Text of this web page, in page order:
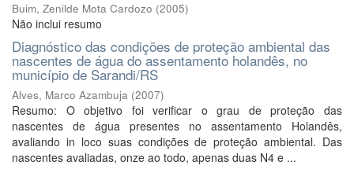
Buim, Zenilde Mota Cardozo (2005)
Não inclui resumo
Diagnóstico das condições de proteção ambiental das
nascentes de água do assentamento holandês, no
município de Sarandi/RS
Alves, Marco Azambuja (2007)
Resumo: O objetivo foi verificar o grau de proteção das
nascentes de água presentes no assentamento Holandês,
avaliando in loco suas condições de proteção ambiental. Das
nascentes avaliadas, onze ao todo, apenas duas N4 e ...